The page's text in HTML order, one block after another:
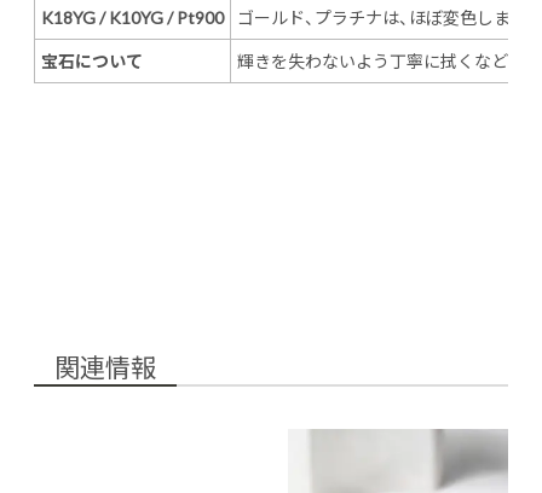
K18YG / K10YG / Pt900 ゴールド、プラチナは、ほぼ変色しま
宝石について
輝きを失わないよう丁寧に拭くなどの
関連情報